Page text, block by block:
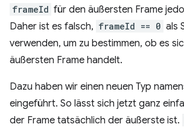
frameId für den äußersten Frame
Daher ist es falsch, frameId == 0 als
verwenden, um zu bestimmen, ob es
äußersten Frame handelt.
Dazu haben wir einen neuen Typ
eingeführt. So lässt sich jetzt ganz
der Frame tatsächlich der äußerste ist.